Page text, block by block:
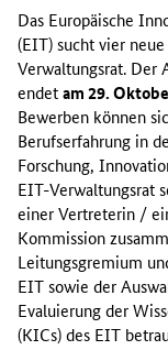
a
s
E
u
r
o
p
ä
i
s
c
h
e
I
Das Europäische
(EIT) sucht vier
Verwaltungsrat. Der
endetam 29.
Bewerben können
Berufserfahrung in
Forschung,
EIT-Verwaltungsrat
einer Vertreterin /
Kommission
Leitungsgremium
EIT sowie der
Evaluierung der
(KICs) des EIT